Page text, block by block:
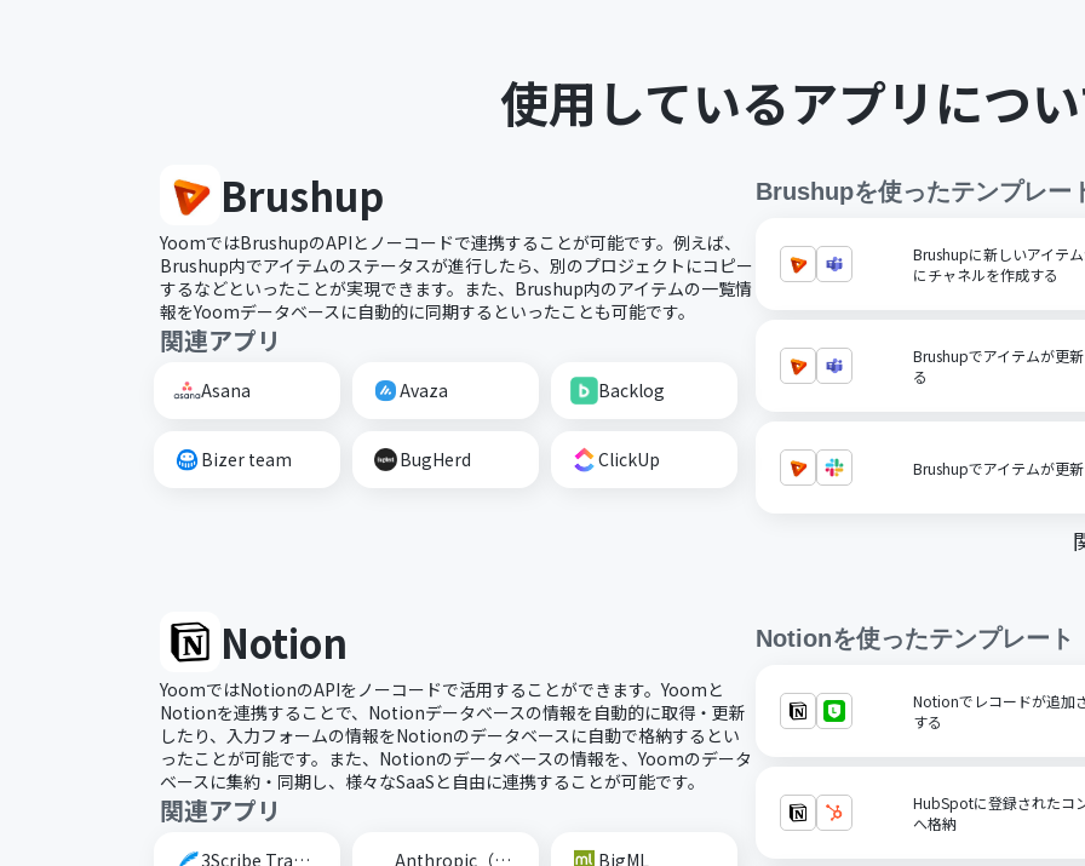
使用しているアプリにつ
Brushup
YoomではBrushupのAPIとノーコードで連携することが可能です。例えば、
Brushup内でアイテムのステータスが進行したら、別のプロジェクトにコピー
するなどといったことが実現できます。また、Brushup内のアイテムの一覧情
報をYoomデータベースに自動的に同期するといったことも可能です。
関連アプリ
Asana Avaza Backlog
Bizer team BugHerd ClickUp
Brushupを使ったテンプレー
Brushupに新しいアイテ
にチャネルを作成する
Brushupでアイテムが更
る
Brushupでアイテムが更
Notion
YoomではNotionのAPIをノーコードで活用することができます。Yoomと
Notionを連携することで、Notionデータベースの情報を自動的に取得・更新
したり、入力フォームの情報をNotionのデータベースに自動で格納するとい
ったことが可能です。また、Notionのデータベースの情報を、Yoomのデータ
ベースに集約・同期し、様々なSaaSと自由に連携することが可能です。
関連アプリ
3Scribe Transcription Anthropic（Claude） BigML
Notionを使ったテンプレート
Notionでレコードが追加
する
HubSpotに登録されたコ
へ格納